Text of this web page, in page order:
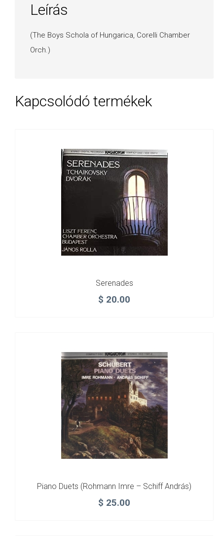
Leírás
(The Boys Schola of Hungarica, Corelli Chamber
Orch.)
Kapcsolódó termékek
Serenades
$ 20.00
Piano Duets (Rohmann Imre – Schiff András)
$ 25.00